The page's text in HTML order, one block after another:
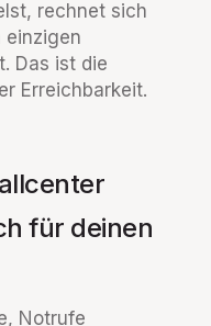
rechnet sich
einzigen
Das ist die
Erreichbarkeit.
für deinen
Notrufe